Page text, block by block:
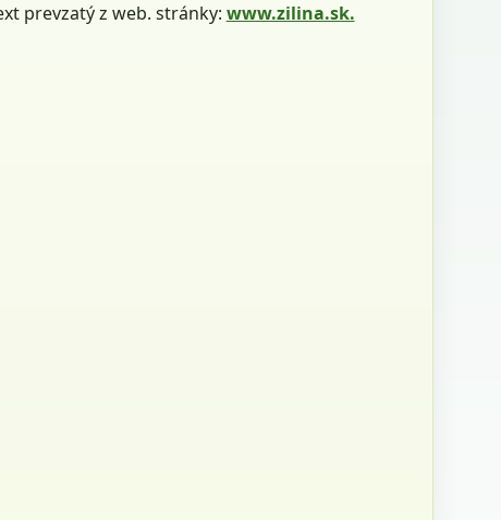
prevzatý z web. stránky: www.zilina.sk.